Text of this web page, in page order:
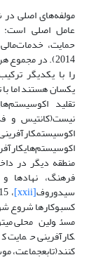
عامل اصلی است:
حمایت،
2014). در
را با یکدیگر
یکسان هستند اما
تقلید
نیست(کانتیس و
منطقه دیگر در
فرهنگ، نهادها و
سیدوروف[xxii]
کسب­و­کارها شروع
مسئولین محلی
کارآفرینی
کنند(تابع­جماعت،